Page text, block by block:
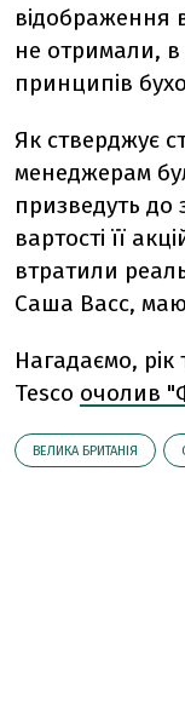
відображення
не отримали,
принципів
Як стверджує
менеджерам
призведуть до
вартості її
втратили
Саша Васс,
Нагадаємо,
Tesco очолив
ВЕЛИКА БРИТАНІЯ